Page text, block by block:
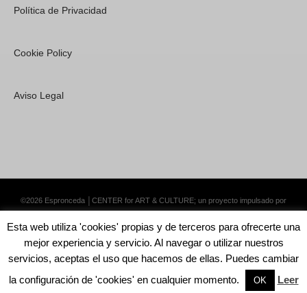
Política de Privacidad
Cookie Policy
Aviso Legal
©2026 Espronceda │CENTER for ART & CULTURE; un proyecto impulsado por
Esta web utiliza 'cookies' propias y de terceros para ofrecerte una
mejor experiencia y servicio. Al navegar o utilizar nuestros
servicios, aceptas el uso que hacemos de ellas. Puedes cambiar
la configuración de 'cookies' en cualquier momento.
OK Leer
Español